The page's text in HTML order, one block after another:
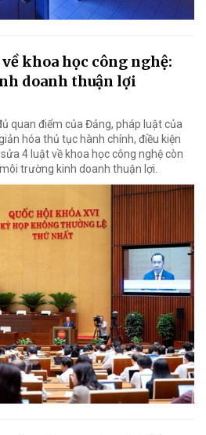
khoa học công nghệ:
doanh thuận lợi
quan điểm của Đảng, pháp luật của
hóa thủ tục hành chính, điều kiện
4 luật về khoa học công nghệ còn
trường kinh doanh thuận lợi.